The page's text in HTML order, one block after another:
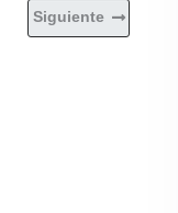
Siguiente